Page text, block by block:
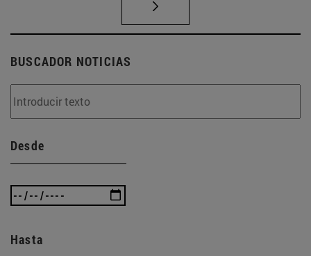
BUSCADOR NOTICIAS
Desde
Hasta